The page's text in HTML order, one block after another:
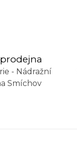
- Nádražní
Smíchov